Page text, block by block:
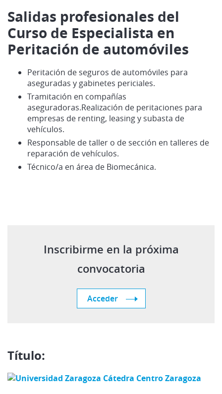
Salidas profesionales del
Curso de Especialista en
Peritación de automóviles
Peritación de seguros de automóviles para
aseguradas y gabinetes periciales.
Tramitación en compañías
aseguradoras.Realización de peritaciones para
empresas de renting, leasing y subasta de
vehículos.
Responsable de taller o de sección en talleres de
reparación de vehículos.
Técnico/a en área de Biomecánica.
Inscribirme en la próxima
convocatoria
Acceder
Título: